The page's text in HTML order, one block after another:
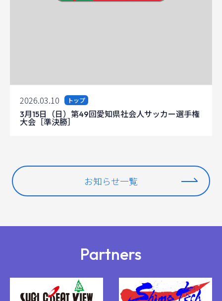
2026.03.10 トップ
3月15日（日）第49回愛知県社会人サッカー選手権
大会［準決勝］
お知らせ一覧
Partners